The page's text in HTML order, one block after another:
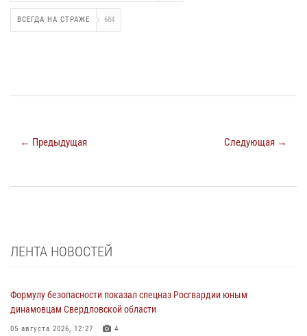
ВСЕГДА НА СТРАЖЕ 684
← Предыдущая Следующая →
ЛЕНТА НОВОСТЕЙ
Формулу безопасности показал спецназ Росгвардии юным
динамовцам Свердловской области
05 августа 2026, 12:27 4